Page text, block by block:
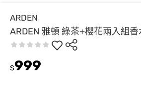
ARDEN
ARDEN 雅頓 綠茶+櫻花兩入組
$999